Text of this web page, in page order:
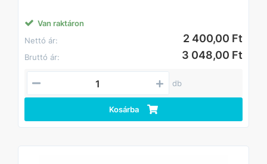
markolata lehetővé teszi a kényelmes és biztonságos
Van raktáron
Nettó ár:
2 400,00 Ft
Bruttó ár: 3 048,00 Ft
db
Kosárba